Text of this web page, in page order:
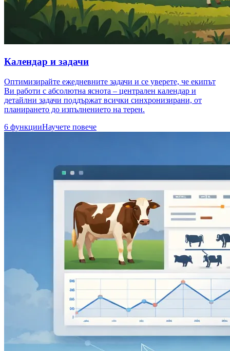
Календар и задачи
Оптимизирайте ежедневните задачи и се уверете, че екипът
Ви работи с абсолютна яснота – централен календар и
детайлни задачи поддържат всички синхронизирани, от
планирането до изпълнението на терен.
6 функцииНаучете повече